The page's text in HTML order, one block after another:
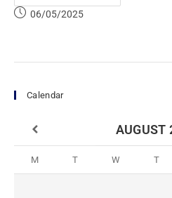
06/05/2025
Calendar
AUGUST
M T W T